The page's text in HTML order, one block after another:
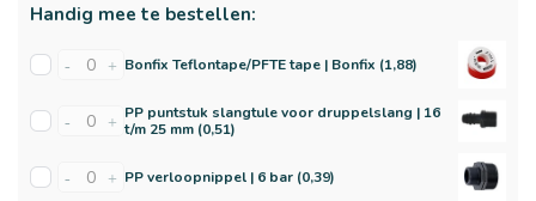
Handig mee te bestellen:
- + Bonfix Teflontape/PFTE tape | Bonfix (1,88)
- + PP puntstuk slangtule voor druppelslang | 16
t/m 25 mm (0,51)
- + PP verloopnippel | 6 bar (0,39)